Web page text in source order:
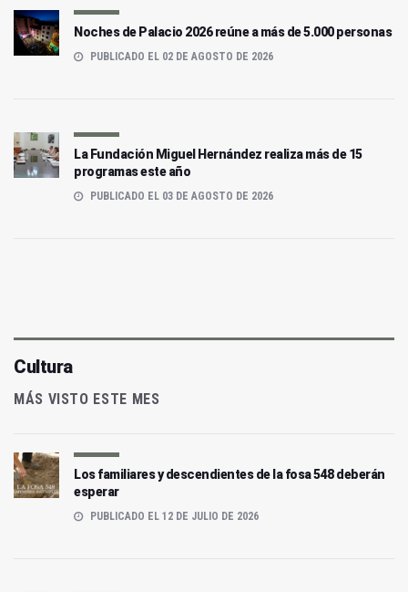
Noches de Palacio 2026 reúne a más de 5.000 personas
PUBLICADO EL 02 DE AGOSTO DE 2026
La Fundación Miguel Hernández realiza más de 15
programas este año
PUBLICADO EL 03 DE AGOSTO DE 2026
Cultura
MÁS VISTO ESTE MES
Los familiares y descendientes de la fosa 548 deberán
esperar
PUBLICADO EL 12 DE JULIO DE 2026